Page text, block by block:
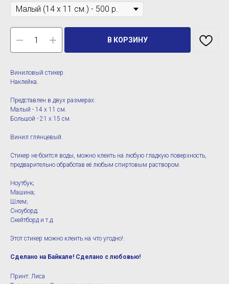
В КОРЗИНУ
Виниловый стикер.
Наклейка.
Представлен в двух размерах:
Малый - 14 х 11 см.
Большой - 21 х 15 см.
Винил глянцевый.
Стикер не боится воды, можно клеить на любую гладкую поверхность,
предварительно обработав её любым спиртовым раствором.
Ноутбук;
Машина;
Шлем;
Сноуборд;
Скейтборд и т.д.
Этот стикер можно клеить на что угодно!.
Сделано на Байкале! Сделано с любовью!
Принт: Лиса